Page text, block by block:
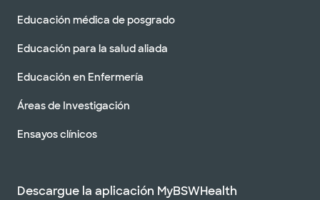
Educación médica de posgrado
Educación para la salud aliada
Educación en Enfermería
Áreas de Investigación
Ensayos clínicos
Descargue la aplicación MyBSWHealth